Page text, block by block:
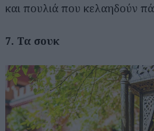
και πουλιά που κελαηδούν
7. Τα σουκ